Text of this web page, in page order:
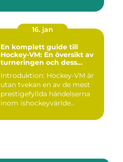
16. jan
En komplett guide till
Hockey-VM: En översikt av
turneringen och dess
Introduktion: Hockey-VM är
utan tvekan en av de mest
prestigefyllda händelserna
inom ishockeyvärlde...